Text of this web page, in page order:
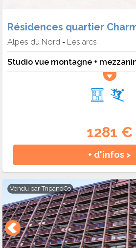
Résidences quartier
Alpes du Nord - Les arcs
1281 €
+ d'infos >
Vendu parTripandCo